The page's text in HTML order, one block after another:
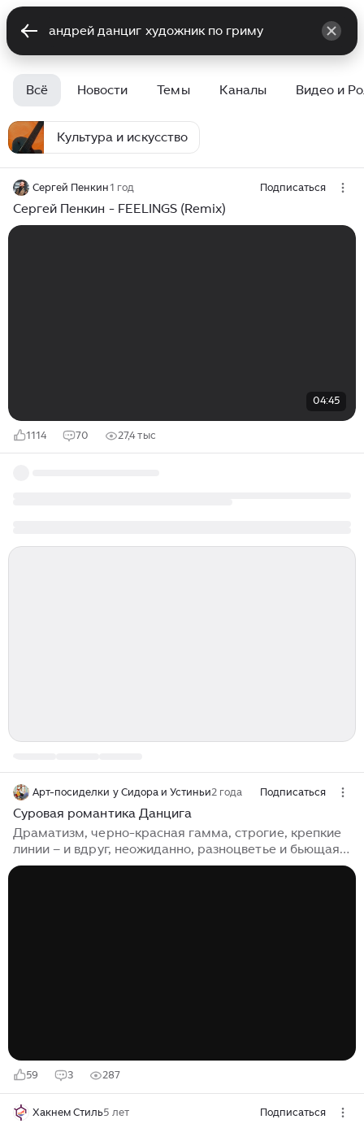
Всё Новости Темы Каналы Видео и
Культура и искусство
Сергей Пенкин1 год Подписаться
Сергей Пенкин - FEELINGS (Remix)
04:45
1114 70 27,4 тыс
Арт-посиделки у Сидора и Устиньи2 года Подписаться
Суровая романтика Данцига
Драматизм, черно-красная гамма, строгие, крепкие
линии – и вдруг, неожиданно, разноцветье и бьющая
через край радость жизни. Мирной жизни. Всё это
59 3 287
Хакнем Стиль5 лет Подписаться